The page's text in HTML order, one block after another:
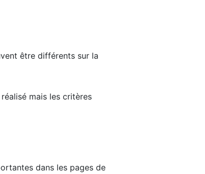
être différents sur la
mais les critères
dans les pages de